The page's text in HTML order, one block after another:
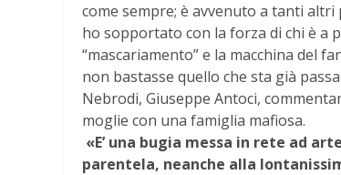
come sempre; è avvenuto a tanti
ho sopportato con la forza di chi è a
“mascariamento” e la macchina del
non bastasse quello che sta già
Nebrodi, Giuseppe Antoci,
moglie con una famiglia mafiosa.
«E’ una bugia messa in rete ad
parentela, neanche alla